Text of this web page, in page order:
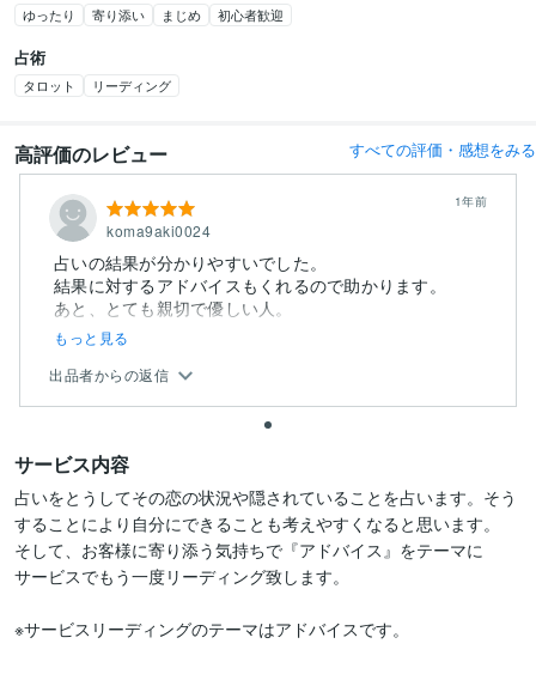
ゆったり 寄り添い まじめ 初心者歓迎
占術
タロット リーディング
高評価のレビュー すべての評価・感想をみる
koma9aki0024
1年前
占いの結果が分かりやすいでした。
結果に対するアドバイスもくれるので助かります。
あと、とても親切で優しい人。
もっと見る
出品者からの返信
サービス内容
占いをとうしてその恋の状況や隠されていることを占います。そう
することにより自分にできることも考えやすくなると思います。
そして、お客様に寄り添う気持ちで『アドバイス』をテーマに
サービスでもう一度リーディング致します。
※サービスリーディングのテーマはアドバイスです。